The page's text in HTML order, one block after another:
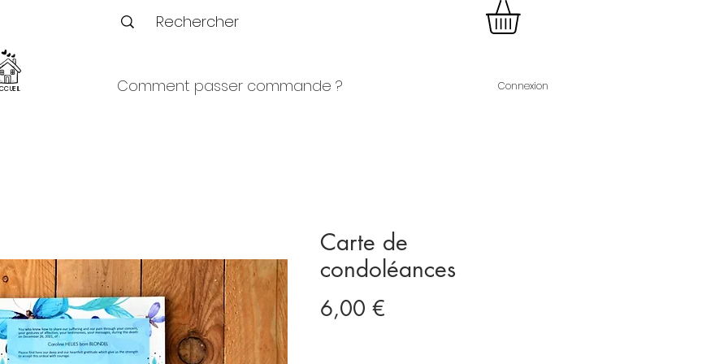
Comment passer commande ? Connexion
Carte de
condoléances
6,00 €